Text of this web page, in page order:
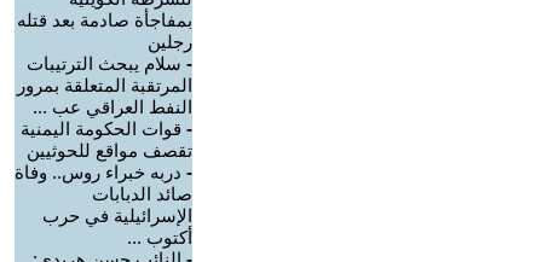
بمفاجأة صادمة بعد قتله
رجلين
- سلام يبحث الترتيبات
المرتقبة المتعلقة بمرور
النفط العراقي عب ...
- قوات الحكومة اليمنية
تقصف مواقع للحوثيين
- دربه خبراء روس.. وفاة
صائد الدبابات
الإسرائيلية في حرب
أكتوب ...